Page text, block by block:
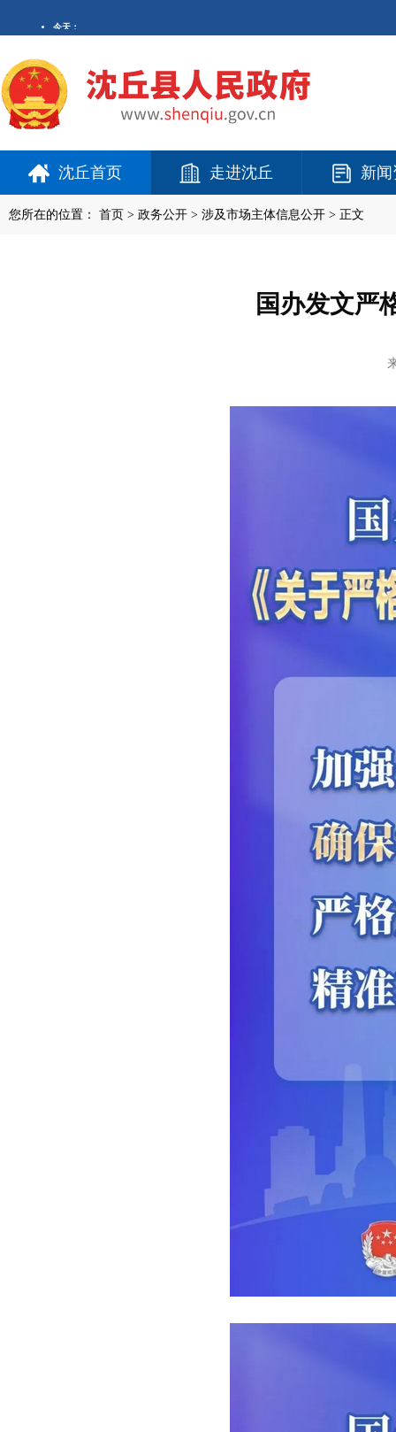
沈丘首页 走进沈丘 新
您所在的位置： 首页 > 政务公开 > 涉及市场主体信息公开 > 正文
国办发文严